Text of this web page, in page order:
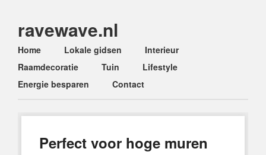
ravewave.nl
Main menu
Skip
to
content
Home Lokale gidsen
Interieur
Raamdecoratie
Tuin
Lifestyle
Energie besparen
Contact
Perfect voor hoge muren